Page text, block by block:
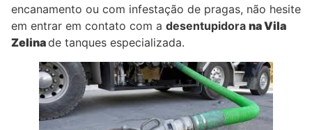
encanamento ou com infestação de pragas, não hesite
em entrar em contato com a desentupidora na Vila
Zelinade tanques especializada.